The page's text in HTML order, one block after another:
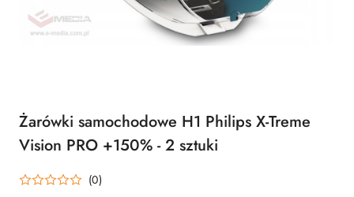
Żarówki samochodowe H1 Philips X-Treme
Vision PRO +150% - 2 sztuki
(0)